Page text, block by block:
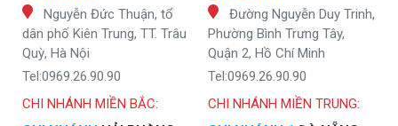
Nguyễn Đức Thuận, tổ
dân phố Kiên Trung, TT. Trâu
Quỳ, Hà Nội
Tel:0969.26.90.90
Đường Nguyễn Duy Trinh,
Phường Bình Trưng Tây,
Quận 2, Hồ Chí Minh
Tel:0969.26.90.90
CHI NHÁNH MIỀN BẮC:
CHI NHÁNH MIỀN TRUNG: